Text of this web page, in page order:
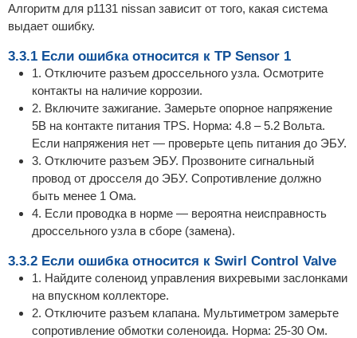
Алгоритм для p1131 nissan зависит от того, какая система
выдает ошибку.
3.3.1 Если ошибка относится к TP Sensor 1
1. Отключите разъем дроссельного узла. Осмотрите
контакты на наличие коррозии.
2. Включите зажигание. Замерьте опорное напряжение
5В на контакте питания TPS. Норма: 4.8 – 5.2 Вольта.
Если напряжения нет — проверьте цепь питания до ЭБУ.
3. Отключите разъем ЭБУ. Прозвоните сигнальный
провод от дросселя до ЭБУ. Сопротивление должно
быть менее 1 Ома.
4. Если проводка в норме — вероятна неисправность
дроссельного узла в сборе (замена).
3.3.2 Если ошибка относится к Swirl Control Valve
1. Найдите соленоид управления вихревыми заслонками
на впускном коллекторе.
2. Отключите разъем клапана. Мультиметром замерьте
сопротивление обмотки соленоида. Норма: 25-30 Ом.